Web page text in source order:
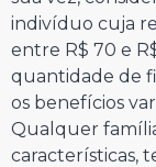
indivíduo cuja
entre R$ 70 e
quantidade de
os benefícios
Qualquer
características,